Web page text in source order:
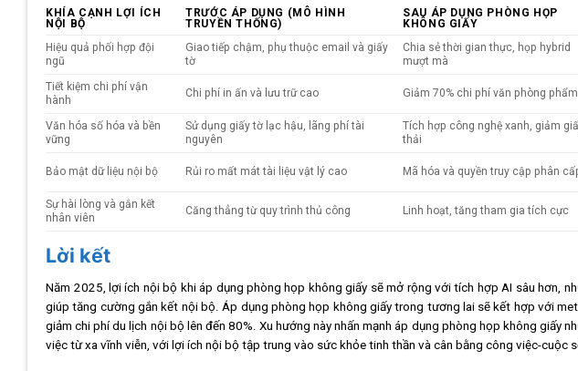
KHÍA CẠNH LỢI ÍCH
NỘI BỘ
TRƯỚC ÁP DỤNG (MÔ HÌNH
TRUYỀN THỐNG)
SAU ÁP DỤNG PHÒNG HỌP
KHÔNG GIẤY
Hiệu quả phối hợp đội
ngũ
Giao tiếp chậm, phụ thuộc email và giấy
tờ
Chia sẻ thời gian thực, họp hybrid
mượt mà
Tiết kiệm chi phí vận
hành
Chi phí in ấn và lưu trữ cao Giảm 70% chi phí văn phòng phẩm
Văn hóa số hóa và bền
vững
Sử dụng giấy tờ lạc hậu, lãng phí tài
nguyên
Tích hợp công nghệ xanh, giảm
thải
Bảo mật dữ liệu nội bộ Rủi ro mất mát tài liệu vật lý cao Mã hóa và quyền truy cập phân
Sự hài lòng và gắn kết
nhân viên
Căng thẳng từ quy trình thủ công Linh hoạt, tăng tham gia tích cực
Lời kết
Năm 2025, lợi ích nội bộ khi áp dụng phòng họp không giấy sẽ mở rộng với tích hợp AI sâu hơn,
giúp tăng cường gắn kết nội bộ. Áp dụng phòng họp không giấy trong tương lai sẽ kết hợp với
giảm chi phí du lịch nội bộ lên đến 80%. Xu hướng này nhấn mạnh áp dụng phòng họp không giấy
việc từ xa vĩnh viễn, với lợi ích nội bộ tập trung vào sức khỏe tinh thần và cân bằng công việc-cuộc